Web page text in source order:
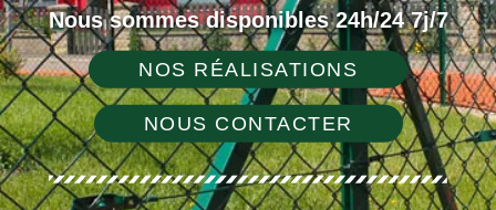
Nous sommes disponibles 24h/24 7j/7
NOS RÉALISATIONS
NOUS CONTACTER